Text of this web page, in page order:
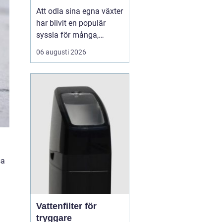
Att odla sina egna växter
har blivit en populär
syssla för många,
oavsett om det handlar
om att ha en prunkande
balkongträdgård i stan.
En av de mest effektiva
och este...
06 augusti 2026
Vattenfilter för
tryggare